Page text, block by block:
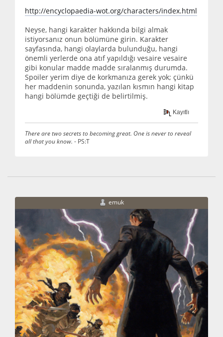
http://encyclopaedia-wot.org/characters/index.html
Neyse, hangi karakter hakkında bilgi almak
istiyorsanız onun bölümüne girin. Karakter
sayfasında, hangi olaylarda bulunduğu, hangi
önemli yerlerde ona atıf yapıldığı vesaire vesaire
gibi konular madde madde sıralanmış durumda.
Spoiler yerim diye de korkmanıza gerek yok; çünkü
her maddenin sonunda, yazılan kısmın hangi kitap
hangi bölümde geçtiği de belirtilmiş.
Kayıtlı
There are two secrets to becoming great. One is never to reveal
all that you know. - PS:T
emuk